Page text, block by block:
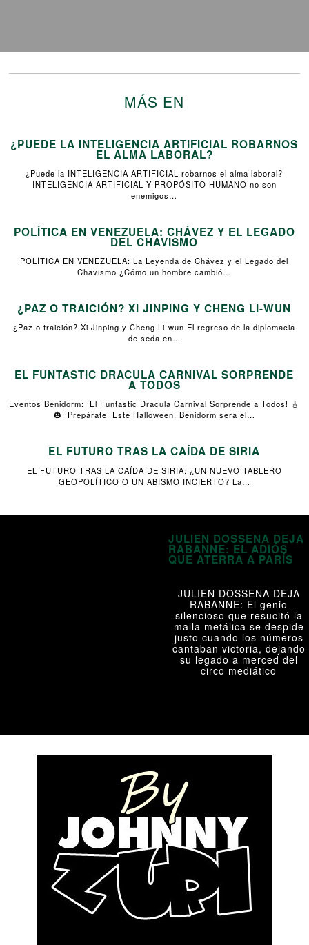
MÁS EN
¿PUEDE LA INTELIGENCIA ARTIFICIAL ROBARNOS
EL ALMA LABORAL?
¿Puede la INTELIGENCIA ARTIFICIAL robarnos el alma laboral?
INTELIGENCIA ARTIFICIAL Y PROPÓSITO HUMANO no son
enemigos…
POLÍTICA EN VENEZUELA: CHÁVEZ Y EL LEGADO
DEL CHAVISMO
POLÍTICA EN VENEZUELA: La Leyenda de Chávez y el Legado del
Chavismo ¿Cómo un hombre cambió…
¿PAZ O TRAICIÓN? XI JINPING Y CHENG LI-WUN
¿Paz o traición? Xi Jinping y Cheng Li-wun El regreso de la diplomacia
de seda en…
EL FUNTASTIC DRACULA CARNIVAL SORPRENDE
A TODOS
Eventos Benidorm: ¡El Funtastic Dracula Carnival Sorprende a Todos! 🎸
🎃 ¡Prepárate! Este Halloween, Benidorm será el…
EL FUTURO TRAS LA CAÍDA DE SIRIA
EL FUTURO TRAS LA CAÍDA DE SIRIA: ¿UN NUEVO TABLERO
GEOPOLÍTICO O UN ABISMO INCIERTO? La…
JULIEN DOSSENA DEJA
RABANNE: EL ADIÓS
QUE ATERRA A PARÍS
JULIEN DOSSENA DEJA
RABANNE: El genio
silencioso que resucitó la
malla metálica se despide
justo cuando los números
cantaban victoria, dejando
su legado a merced del
circo mediático